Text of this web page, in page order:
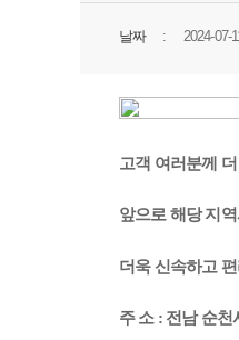
날짜 2024-07-
고객 여러분께
앞으로 해당 지
더욱 신속하고
주 소 : 전남 순천